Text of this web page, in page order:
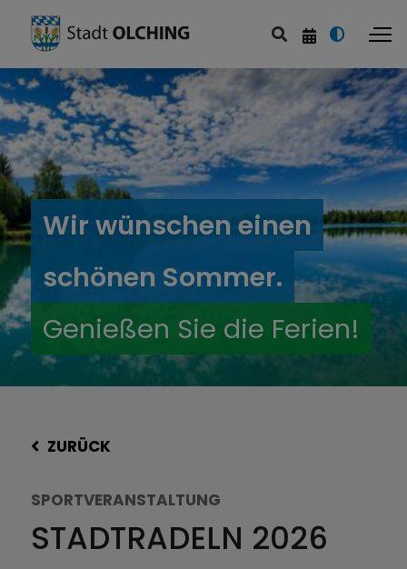
Wir wünschen einen
schönen Sommer.
Genießen Sie die Ferien!
ZURÜCK
SPORTVERANSTALTUNG
STADTRADELN 2026